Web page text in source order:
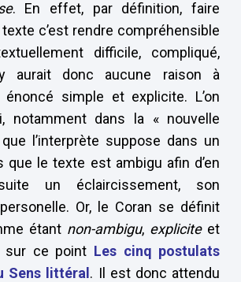
. En effet, par définition, faire
texte c’est rendre compréhensible
difficile, compliqué,
aurait donc aucune raison à
simple et explicite. L’on
notamment dans la « nouvelle
l’interprète suppose dans un
que le texte est ambigu afin d’en
un éclaircissement, son
Or, le Coran se définit
étant non-ambigu, expliciteet
sur ce point Les cinq postulats
Sens littéral . Il est donc attendu